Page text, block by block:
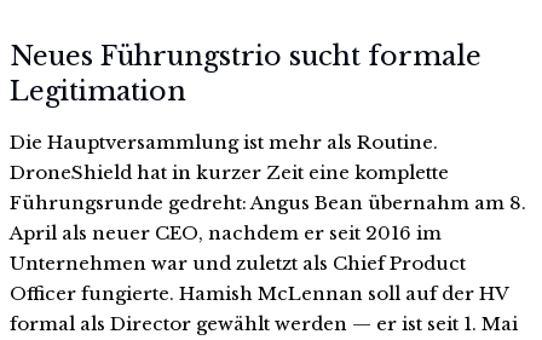
Neues Führungstrio sucht formale
Legitimation
Die Hauptversammlung ist mehr als Routine.
DroneShield hat in kurzer Zeit eine komplette
Führungsrunde gedreht: Angus Bean übernahm am 8.
April als neuer CEO, nachdem er seit 2016 im
Unternehmen war und zuletzt als Chief Product
Officer fungierte. Hamish McLennan soll auf der HV
formal als Director gewählt werden — er ist seit 1. Mai